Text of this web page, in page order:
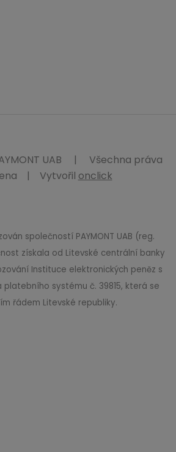
UAB |
Všechna práva
| Vytvořil onclick
společností PAYMONT UAB (reg.
získala od Litevské centrální banky
Instituce elektronických peněz s
systému č. 39815, která se
řádem Litevské republiky.